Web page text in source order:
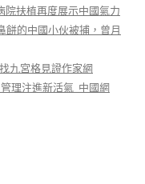
院扶植再度展示中國氣力
餅的中國小伙被捕，曾月
九宮格見證作家網
理注進新活氣_中國網